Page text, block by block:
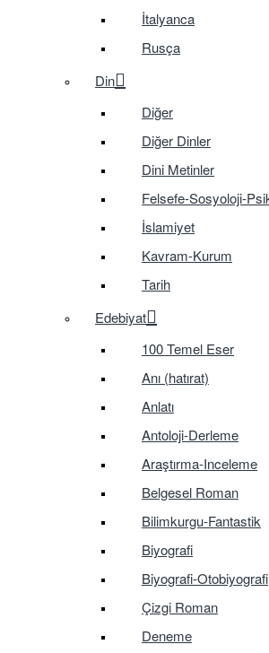
İtalyanca
Rusça
Din
Diğer
Diğer Dinler
Dini Metinler
Felsefe-Sosyoloji-
İslamiyet
Kavram-Kurum
Tarih
Edebiyat
100 Temel Eser
Anı (hatırat)
Anlatı
Antoloji-Derleme
Araştırma-Inceleme
Belgesel Roman
Bilimkurgu-Fantastik
Biyografi
Biyografi-Otobiyografi
Çizgi Roman
Deneme